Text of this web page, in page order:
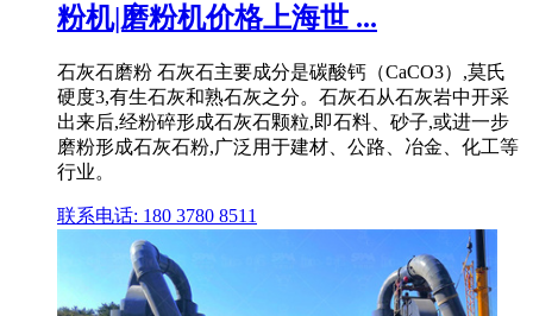
粉机|磨粉机价格上海世 ...
石灰石磨粉 石灰石主要成分是碳酸钙（CaCO3）,莫氏
硬度3,有生石灰和熟石灰之分。石灰石从石灰岩中开采
出来后,经粉碎形成石灰石颗粒,即石料、砂子,或进一步
磨粉形成石灰石粉,广泛用于建材、公路、冶金、化工等
行业。
联系电话: 180 3780 8511